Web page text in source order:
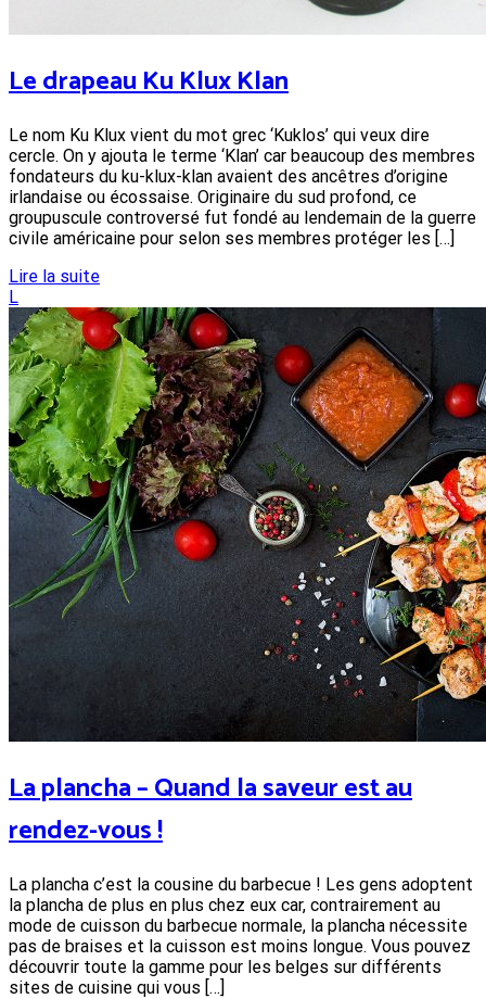
Le drapeau Ku Klux Klan
Le nom Ku Klux vient du mot grec ‘Kuklos’ qui veux dire
cercle. On y ajouta le terme ‘Klan’ car beaucoup des membres
fondateurs du ku-klux-klan avaient des ancêtres d’origine
irlandaise ou écossaise. Originaire du sud profond, ce
groupuscule controversé fut fondé au lendemain de la guerre
civile américaine pour selon ses membres protéger les […]
Lire la suite
L
La plancha – Quand la saveur est au
rendez-vous !
La plancha c’est la cousine du barbecue ! Les gens adoptent
la plancha de plus en plus chez eux car, contrairement au
mode de cuisson du barbecue normale, la plancha nécessite
pas de braises et la cuisson est moins longue. Vous pouvez
découvrir toute la gamme pour les belges sur différents
sites de cuisine qui vous […]